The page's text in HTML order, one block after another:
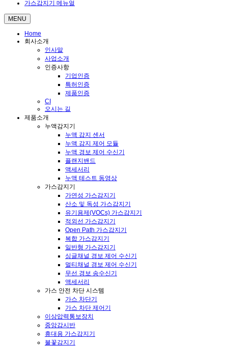
가스감지기 메뉴얼
MENU
Home
회사소개
인사말
사업소개
인증사항
기업인증
특허인증
제품인증
CI
오시는 길
제품소개
누액감지기
누액 감지 센서
누액 감지 제어 모듈
누액 경보 제어 수신기
플랜지밴드
액세서리
누액 테스트 동영상
가스감지기
가연성 가스감지기
산소 및 독성 가스감지기
유기용제(VOCs) 가스감지기
적외선 가스감지기
Open Path 가스감지기
복합 가스감지기
일반형 가스감지기
싱글채널 경보 제어 수신기
멀티채널 경보 제어 수신기
무선 경보 송수신기
액세서리
가스 안전 차단 시스템
가스 차단기
가스 차단 제어기
이상압력통보장치
중앙감시반
휴대용 가스감지기
불꽃감지기